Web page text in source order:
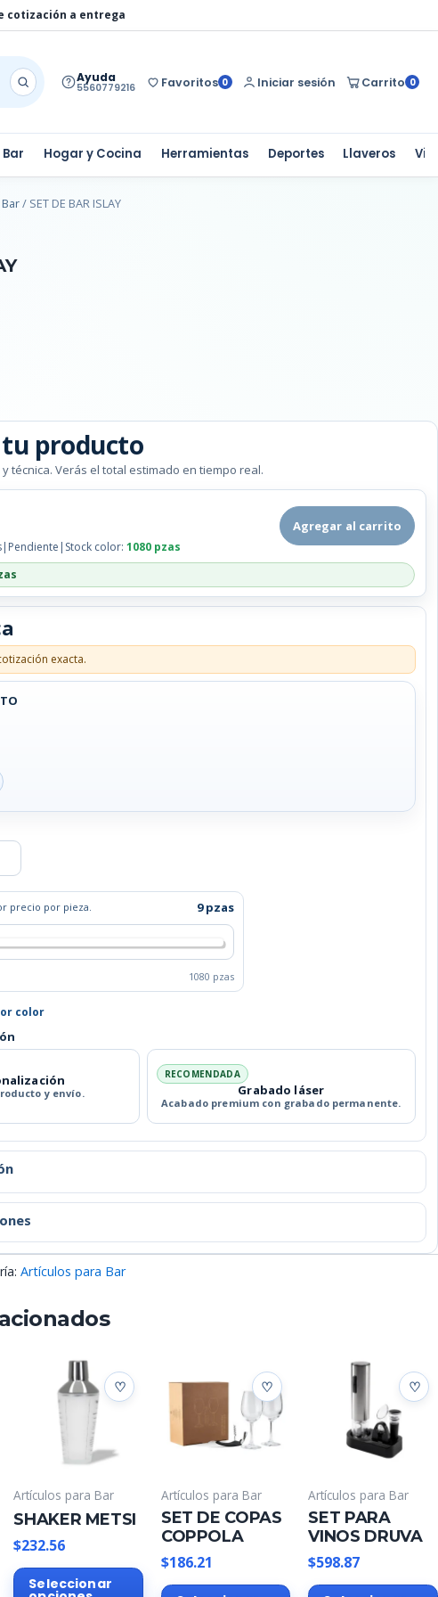
cotización a entrega
Ayuda
5560779216 Favoritos 0 Iniciar sesión Carrito 0
Bar Hogar y Cocina Herramientas Deportes Llaveros
/ SET DE BAR ISLAY
tu producto
técnica. Verás el total estimado en tiempo real.
| Pendiente | Stock color: 1080 pzas
Agregar al carrito
exacta.
precio por pieza. 9 pzas
1080 pzas
color
y envío.
RECOMENDADA
Grabado láser
Acabado premium con grabado permanente.
Artículos para Bar
Artículos para Bar
SHAKER METSI
$232.56
Seleccionar
Este
producto
Artículos para Bar
SET DE COPAS
COPPOLA
$186.21
Este
Artículos para Bar
SET PARA
VINOS DRUVA
$598.87